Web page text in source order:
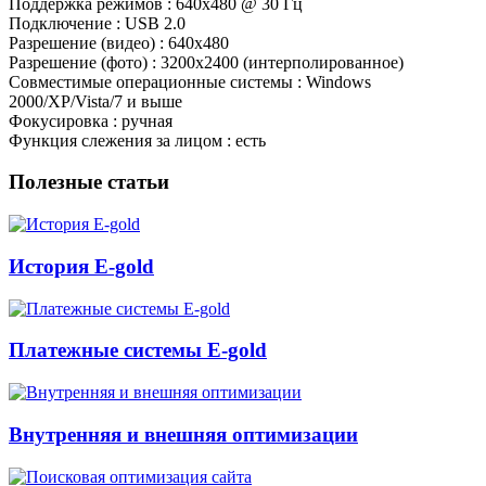
Подключение : USB 2.0
Разрешение (видео) : 640x480
Разрешение (фото) : 3200x2400 (интерполированное)
Совместимые операционные системы : Windows
2000/XP/Vista/7 и выше
Фокусировка : ручная
Функция слежения за лицом : есть
Полезные статьи
История E-gold
Платежные системы E-gold
Внутренняя и внешняя оптимизации